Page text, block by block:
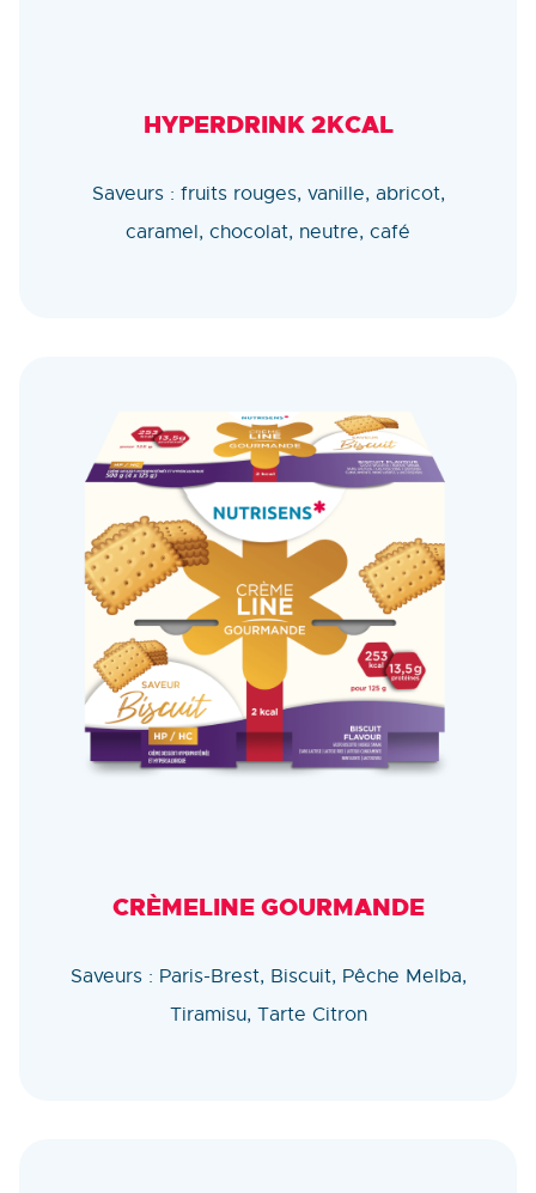
HYPERDRINK 2KCAL
Saveurs : fruits rouges, vanille, abricot,
caramel, chocolat, neutre, café
CRÈMELINE GOURMANDE
Saveurs : Paris-Brest, Biscuit, Pêche Melba,
Tiramisu, Tarte Citron